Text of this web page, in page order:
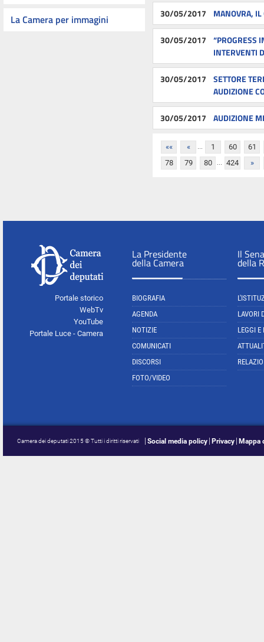
La Camera per immagini
30/05/2017 MANOVRA, IL
30/05/2017
“PROGRESS
INTERVENTI
30/05/2017
SETTORE
AUDIZIONE
30/05/2017 AUDIZIONE
«« « 1
... 60
61
78
79 80 ... 424 »
Portale storico
WebTv
YouTube
Portale Luce - Camera
La Presidente
della Camera
BIOGRAFIA
AGENDA
NOTIZIE
COMUNICATI
DISCORSI
FOTO/VIDEO
Il
della
LAVORI
LEGGI E
Camera dei deputati 2015 © Tutti i diritti riservati Social media policy Privacy Mappa